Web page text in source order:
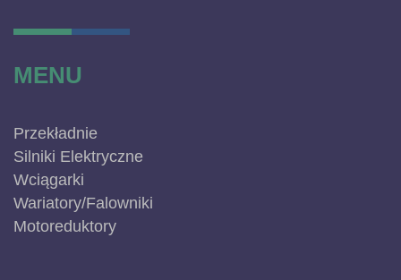
MENU
Przekładnie
Silniki Elektryczne
Wciągarki
Wariatory/Falowniki
Motoreduktory